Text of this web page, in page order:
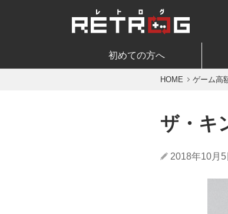
初めての方へ
HOME ゲーム高
ザ・キ
2018年10月5